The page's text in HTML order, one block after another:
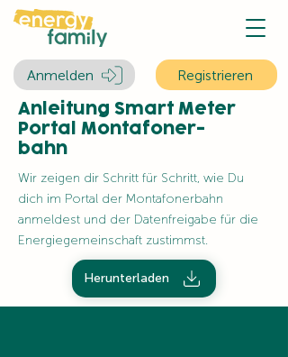
Anmelden Registrieren
Anleitung Smart Meter
Portal Montafoner-
bahn
Wir zeigen dir Schritt für Schritt, wie Du
dich im Portal der Montafonerbahn
anmeldest und der Datenfreigabe für die
Energiegemeinschaft zustimmst.
Herunterladen